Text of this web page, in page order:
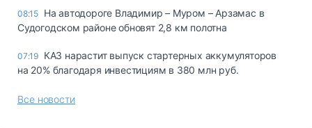
08:15 На автодороге Владимир – Муром – Арзамас в
Судогодском районе обновят 2,8 км полотна
07:19 КАЗ нарастит выпуск стартерных аккумуляторов
на 20% благодаря инвестициям в 380 млн руб.
Все новости